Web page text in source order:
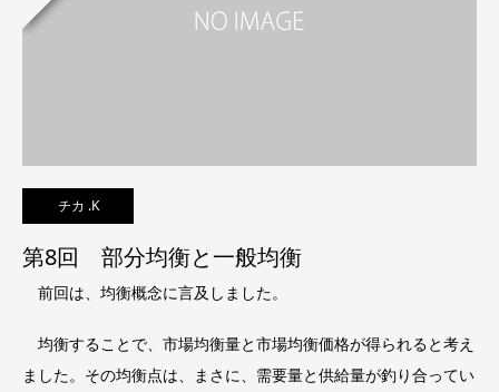
チカ .K
第8回 部分均衡と一般均衡
前回は、均衡概念に言及しました。
均衡することで、市場均衡量と市場均衡価格が得られると考え
ました。その均衡点は、まさに、需要量と供給量が釣り合ってい